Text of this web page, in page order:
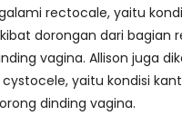
rectocale, yaitu
dorongan dari bagian
vagina. Allison juga
yaitu kondisi
dinding vagina.